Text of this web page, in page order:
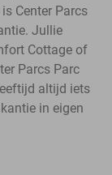
Center Parcs
Jullie
Cottage of
Parcs Parc
altijd iets
in eigen